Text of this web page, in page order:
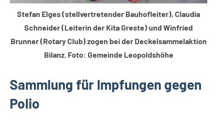
Stefan Elges (stellvertretender Bauhofleiter), Claudia
Schneider (Leiterin der Kita Greste) und Winfried
Brunner (Rotary Club) zogen bei der Deckelsammelaktion
Bilanz. Foto: Gemeinde Leopoldshöhe
Sammlung für Impfungen gegen
Polio